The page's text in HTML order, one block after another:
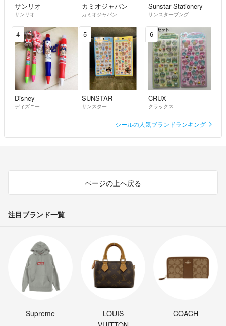
サンリオ
サンリオ
カミオジャパン
カミオジャパン
Sunstar Stationery
サンスターブング
4
Disney
ディズニー
5
SUNSTAR
サンスター
6
CRUX
クラックス
シールの人気ブランドランキング
ページの上へ戻る
注目ブランド一覧
Supreme
LOUIS
COACH